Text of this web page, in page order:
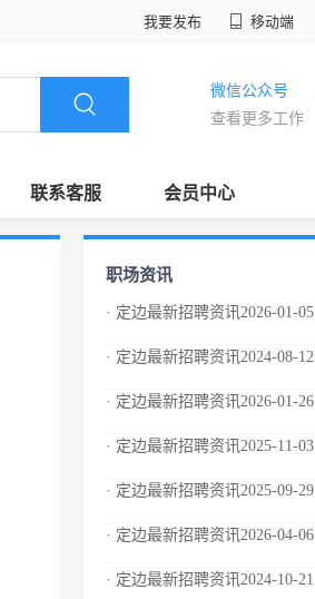
我要发布 移动端
微信公众号
查看更多工作
联系客服 会员中心
职场资讯
· 定边最新招聘资讯2026-01-05
· 定边最新招聘资讯2024-08-12
· 定边最新招聘资讯2026-01-26
· 定边最新招聘资讯2025-11-03
· 定边最新招聘资讯2025-09-29
· 定边最新招聘资讯2026-04-06
· 定边最新招聘资讯2024-10-21